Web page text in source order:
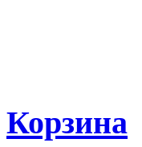
Корзина